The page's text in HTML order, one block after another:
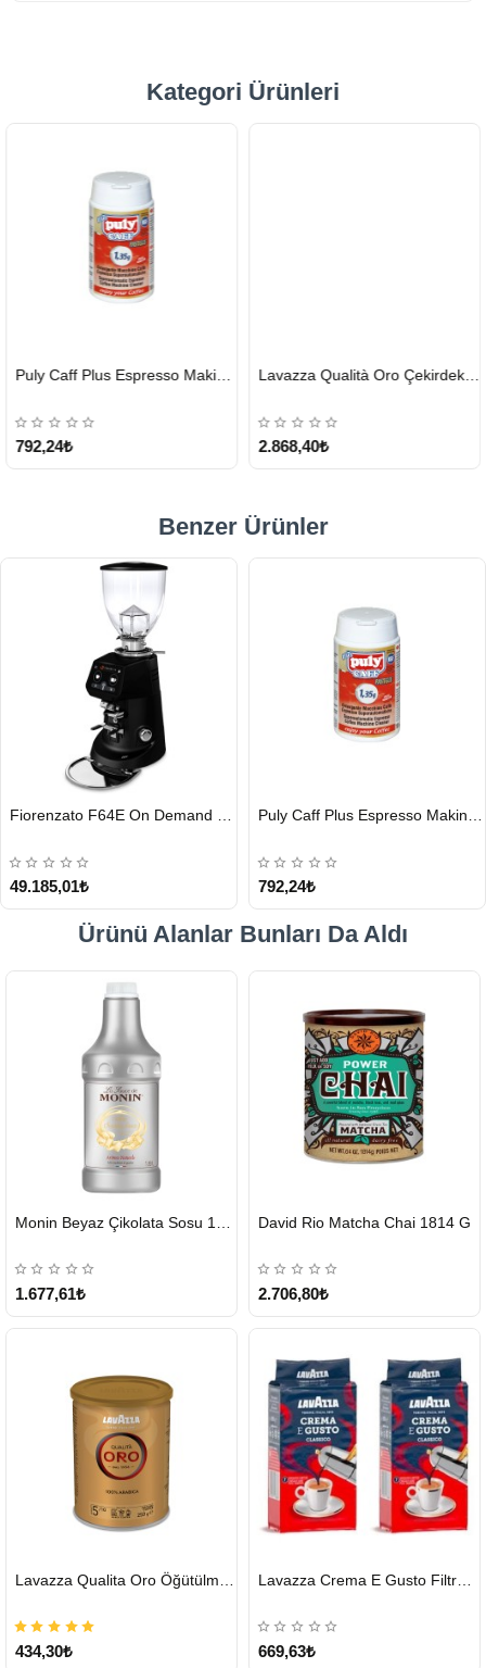
Kategori Ürünleri
GÖNDERİ
792,24₺
GÖNDERİ
Lavazza Qualità Oro Çekirdek Kahve 1 KG x 2
2.868,40₺
Benzer Ürünler
GÖNDERİ
49.185,01₺
GÖNDERİ
792,24₺
Ürünü Alanlar Bunları Da Aldı
GÖNDERİ
1.677,61₺
GÖNDERİ
David Rio Matcha Chai 1814 G
2.706,80₺
GÖNDERİ
434,30₺
GÖNDERİ
Lavazza Crema E Gusto Filtre Kahve 250 G X 2
669,63₺